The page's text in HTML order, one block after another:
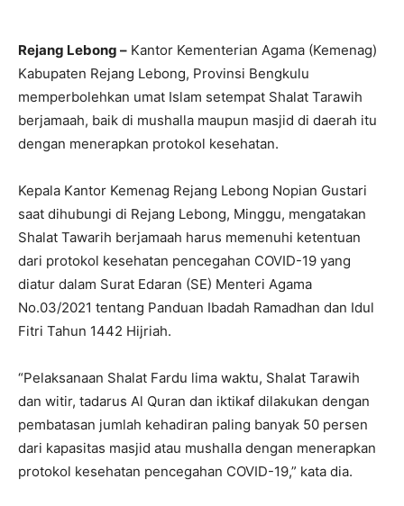
Rejang Lebong – Kantor Kementerian Agama (Kemenag)
Kabupaten Rejang Lebong, Provinsi Bengkulu
memperbolehkan umat Islam setempat Shalat Tarawih
berjamaah, baik di mushalla maupun masjid di daerah itu
dengan menerapkan protokol kesehatan.
Kepala Kantor Kemenag Rejang Lebong Nopian Gustari
saat dihubungi di Rejang Lebong, Minggu, mengatakan
Shalat Tawarih berjamaah harus memenuhi ketentuan
dari protokol kesehatan pencegahan COVID-19 yang
diatur dalam Surat Edaran (SE) Menteri Agama
No.03/2021 tentang Panduan Ibadah Ramadhan dan Idul
Fitri Tahun 1442 Hijriah.
“Pelaksanaan Shalat Fardu lima waktu, Shalat Tarawih
dan witir, tadarus Al Quran dan iktikaf dilakukan dengan
pembatasan jumlah kehadiran paling banyak 50 persen
dari kapasitas masjid atau mushalla dengan menerapkan
protokol kesehatan pencegahan COVID-19,” kata dia.